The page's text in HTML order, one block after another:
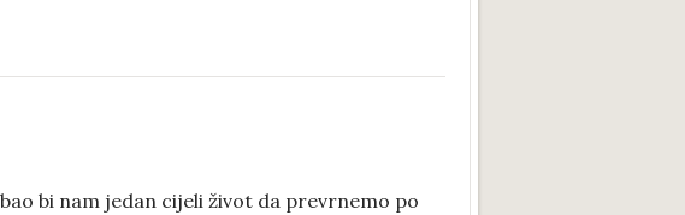
bi nam jedan cijeli život da prevrnemo po